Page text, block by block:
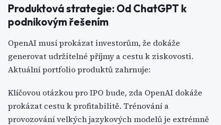
Produktová strategie: Od ChatGPT k
podnikovým řešením
OpenAI musí prokázat investorům, že dokáže
generovat udržitelné příjmy a cestu k ziskovosti.
Aktuální portfolio produktů zahrnuje:
Klíčovou otázkou pro IPO bude, zda OpenAI dokáže
prokázat cestu k profitabilitě. Trénování a
provozování velkých jazykových modelů je extrémně